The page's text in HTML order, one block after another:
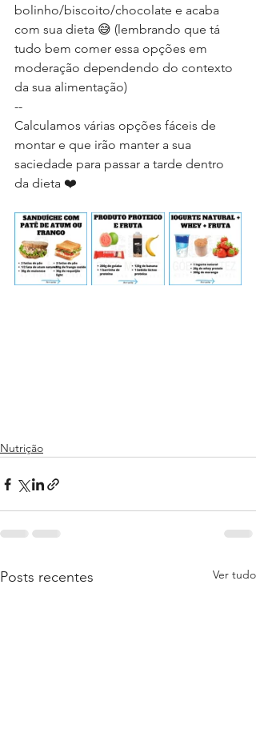
bolinho/biscoito/chocolate e acaba
com sua dieta 😅 (lembrando que tá
tudo bem comer essa opções em
moderação dependendo do contexto
da sua alimentação)
--
Calculamos várias opções fáceis de
montar e que irão manter a sua
saciedade para passar a tarde dentro
da dieta ❤️
Nutrição
Posts recentes Ver tudo